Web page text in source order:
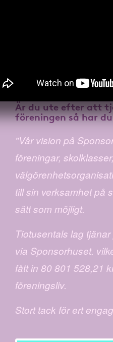
Är du ute efter att
föreningenså har
"Vår vision på
föreningar,
till sin verksamhet på
sätt som möjligt.
Tiotusentals lag
via Sponsorhuset.
fått in 80 801 528,21
föreningsliv.
Stort tack för ert